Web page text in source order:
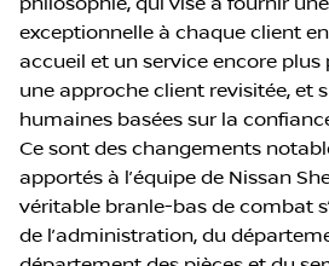
exceptionnelle à chaque client
accueil et un service encore plus
une approche client revisitée, et
humaines basées sur la
Ce sont des changements
apportés à l’équipe de Nissan
véritable branle-bas de combat
de l’administration, du